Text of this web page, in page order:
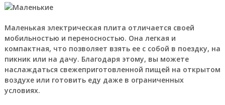
Маленькая электрическая плита отличается своей
мобильностью и переносностью. Она легкая и
компактная, что позволяет взять ее с собой в поездку, на
пикник или на дачу. Благодаря этому, вы можете
наслаждаться свежеприготовленной пищей на открытом
воздухе или готовить еду даже в ограниченных
условиях.